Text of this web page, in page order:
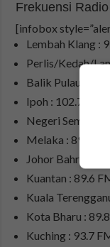
Frekuensi
[infobox
Lembah Klang :
Perlis/Kedah/
Balik Pulau /
Ipoh : 102.7 FM
Negeri
Melaka : 89.5 FM
Johor Bahru :
Kuantan : 89.6
Kuala
Kota Bharu :
Kuching : 93.7